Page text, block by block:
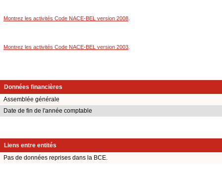
Montrez les activités Code NACE-BEL version 2008
Montrez les activités Code NACE-BEL version 2003
Données financières
Assemblée générale
Date de fin de l'année comptable
Liens entre entités
Pas de données reprises dans la BCE.